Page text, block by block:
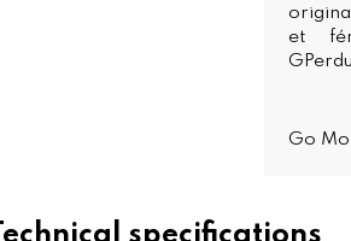
et
Go